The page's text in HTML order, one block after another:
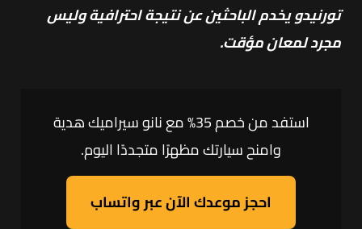
تورنيدو يخدم الباحثين عن نتيجة احترافية وليس
مجرد لمعان مؤقت.
استفد من خصم 35% مع نانو سيراميك هدية
وامنح سيارتك مظهرًا متجددًا اليوم.
احجز موعدك الآن عبر واتساب